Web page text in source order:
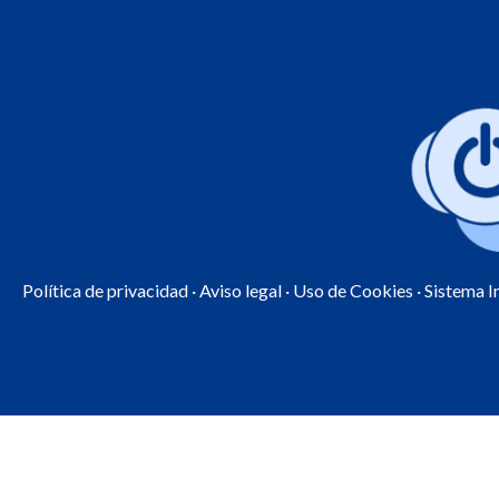
Política de privacidad ·Aviso legal · Uso de Cookies · Sistema